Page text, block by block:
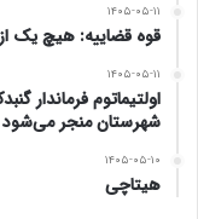
۱۴۰۵-۰۵-۱۱
قوه قضاییه: هیچ یک
۱۴۰۵-۰۵-۱۱
اولتیماتوم فرماندار
شهرستان منجر می‌شود
۱۴۰۵-۰۵-۱۰
هیتاچی